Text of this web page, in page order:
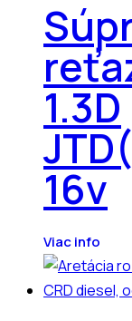
1.3D
16v
Viac info